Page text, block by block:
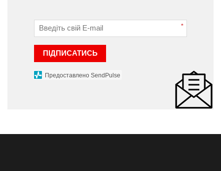
*
ПІДПИСАТИСЬ
Предоставлено SendPulse